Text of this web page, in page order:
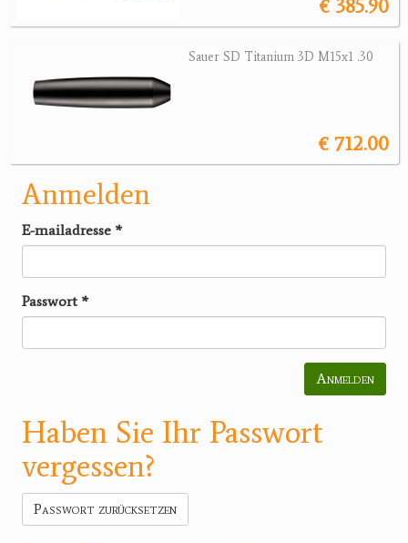
€ 385.90
Sauer SD Titanium 3D M15x1 .30
€ 712.00
Anmelden
E-mailadresse *
Passwort *
Anmelden
Haben Sie Ihr Passwort
vergessen?
Passwort zurücksetzen